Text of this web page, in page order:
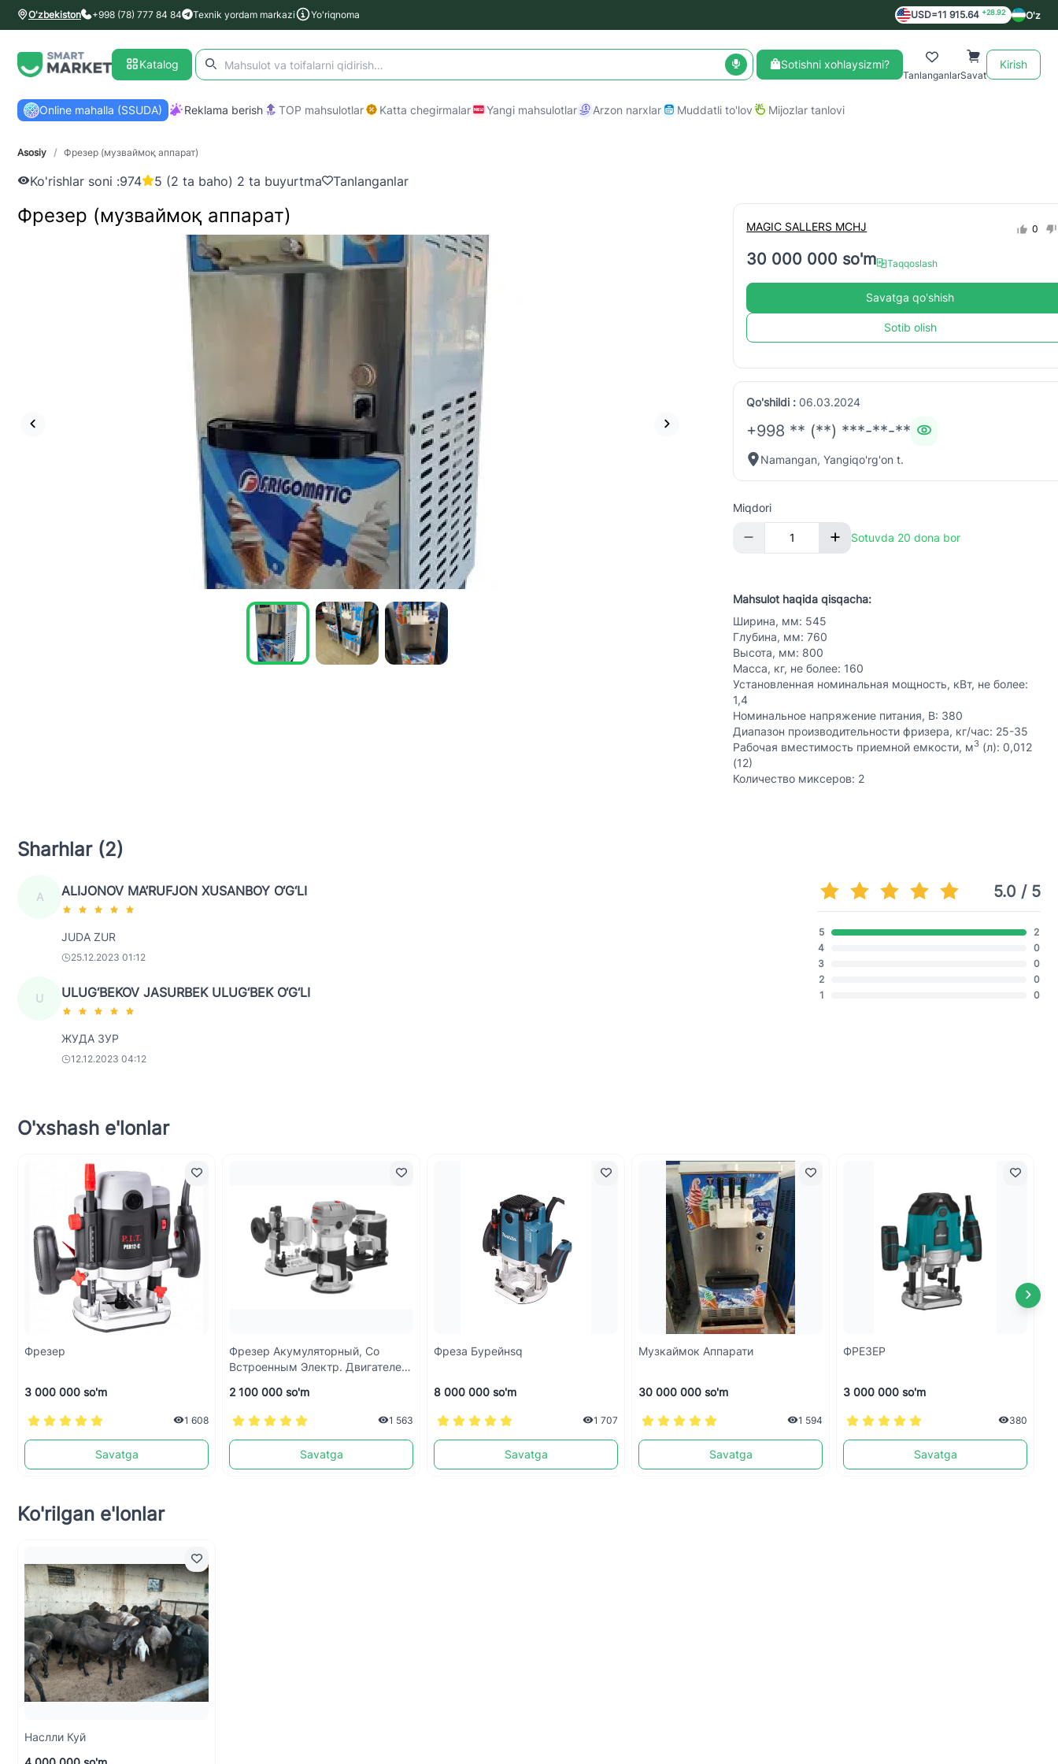
O'zbekiston +998 (78) 777 84 84 Texnik yordam markazi Yo'riqnoma USD=11 915.64 +28.92 O'z
Katalog Sotishni xohlaysizmi?
TanlanganlarSavat
Kirish
Online mahalla (SSUDA) Reklama berish TOP mahsulotlar Katta chegirmalar Yangi mahsulotlar Arzon narxlar Muddatli to'lov Mijozlar tanlovi
Asosiy / Фрезер (музваймоқ аппарат)
Ko'rishlar soni :974 5 (2 ta baho) 2 ta buyurtma Tanlanganlar
Фрезер (музваймоқ аппарат) MAGIC SALLERS MCHJ 0
30 000 000 so'm Taqqoslash
Savatga qo'shish
Sotib olish
Qo'shildi : 06.03.2024
+998 ** (**) ***-**-**
Namangan, Yangiqo'rg'on t.
Miqdori
Sotuvda 20 dona bor
Mahsulot haqida qisqacha:
Ширина, мм: 545
Глубина, мм: 760
Высота, мм: 800
Масса, кг, не более: 160
Установленная номинальная мощность, кВт, не более:
1,4
Номинальное напряжение питания, В: 380
Диапазон производительности фризера, кг/час: 25-35
Рабочая вместимость приемной емкости, м3 (л): 0,012
(12)
Количество миксеров: 2
Sharhlar (2)
A ALIJONOV MA’RUFJON XUSANBOY O‘G‘LI
JUDA ZUR
25.12.2023 01:12
U ULUG‘BEKOV JASURBEK ULUG‘BEK O‘G‘LI
ЖУДА ЗУР
12.12.2023 04:12
5.0 / 5
5
2
4
0
3
0
2
0
1
0
O'xshash e'lonlar
Фрезер
3 000 000 so'm
1 608
Savatga
Фрезер Акумуляторный, Со
Встроенным Электр. Двигателем
2 100 000 so'm
1 563
Savatga
Фреза Бурейнsq
8 000 000 so'm
1 707
Savatga
Музкаймок Аппарати
30 000 000 so'm
1 594
Savatga
ФРЕЗЕР
3 000 000 so'm
380
Savatga
Ko'rilgan e'lonlar
Наслли Куй